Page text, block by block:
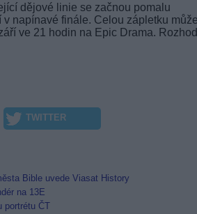
dějové linie se začnou pomalu
v napínavé finále. Celou zápletku
ve 21 hodin na Epic Drama.
TWITTER
Bible uvede Viasat History
na 13E
portrétu ČT